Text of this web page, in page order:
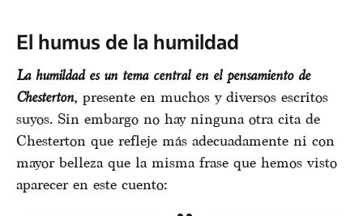
El humus de la humildad
La humildad es un tema central en el pensamiento de
Chesterton, presente en muchos y diversos escritos
suyos. Sin embargo no hay ninguna otra cita de
Chesterton que refleje más adecuadamente ni con
mayor belleza que la misma frase que hemos visto
aparecer en este cuento: